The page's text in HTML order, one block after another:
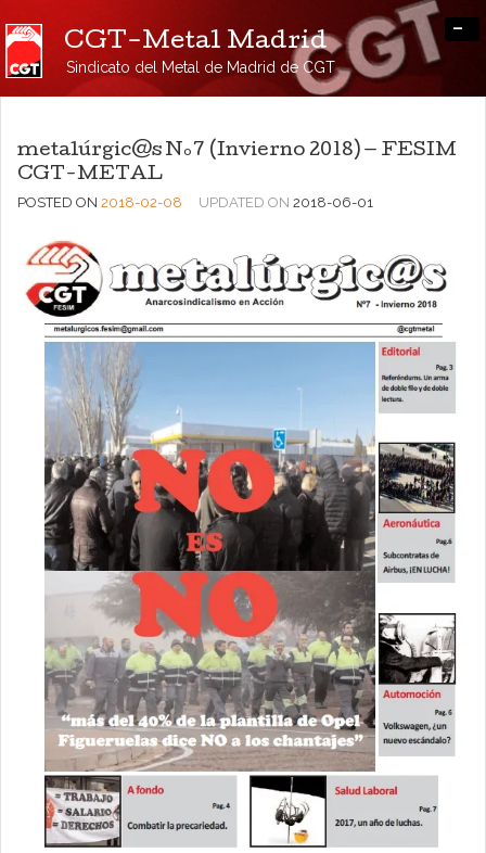
CGT-Metal Madrid
Sindicato del Metal de Madrid de CGT
-
metalúrgic@s Nº7 (Invierno 2018) — FESIM
CGT-METAL
POSTED ON 2018-02-08 UPDATED ON 2018-06-01